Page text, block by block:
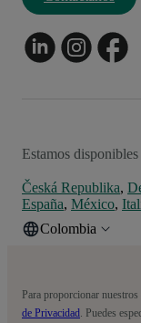
Estamos disponibles
Česká Republika,
España, México,
Colombia
Para proporcionar
de Privacidad. Puedes